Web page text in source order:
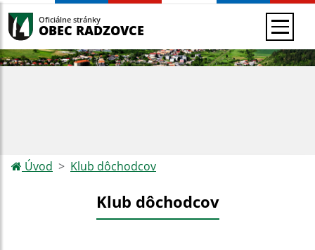
Oficiálne stránky
OBEC RADZOVCE
Úvod Klub dôchodcov
Klub dôchodcov